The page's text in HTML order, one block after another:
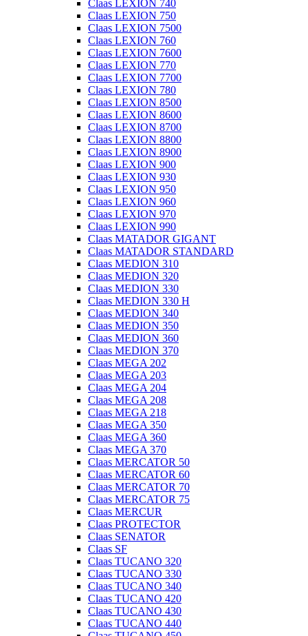
Claas LEXION 740
Claas LEXION 750
Claas LEXION 7500
Claas LEXION 760
Claas LEXION 7600
Claas LEXION 770
Claas LEXION 7700
Claas LEXION 780
Claas LEXION 8500
Claas LEXION 8600
Claas LEXION 8700
Claas LEXION 8800
Claas LEXION 8900
Claas LEXION 900
Claas LEXION 930
Claas LEXION 950
Claas LEXION 960
Claas LEXION 970
Claas LEXION 990
Claas MATADOR GIGANT
Claas MATADOR STANDARD
Claas MEDION 310
Claas MEDION 320
Claas MEDION 330
Claas MEDION 330 H
Claas MEDION 340
Claas MEDION 350
Claas MEDION 360
Claas MEDION 370
Claas MEGA 202
Claas MEGA 203
Claas MEGA 204
Claas MEGA 208
Claas MEGA 218
Claas MEGA 350
Claas MEGA 360
Claas MEGA 370
Claas MERCATOR 50
Claas MERCATOR 60
Claas MERCATOR 70
Claas MERCATOR 75
Claas MERCUR
Claas PROTECTOR
Claas SENATOR
Claas SF
Claas TUCANO 320
Claas TUCANO 330
Claas TUCANO 340
Claas TUCANO 420
Claas TUCANO 430
Claas TUCANO 440